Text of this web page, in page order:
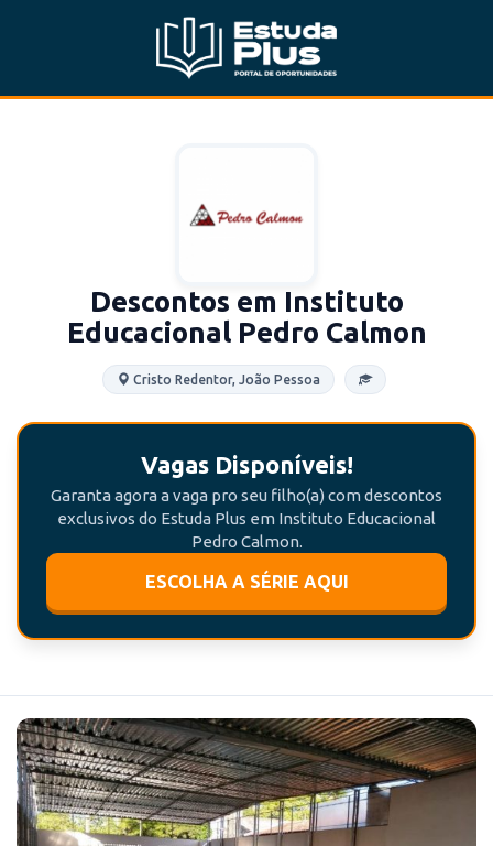
Descontos em Instituto
Educacional Pedro Calmon
Cristo Redentor, João Pessoa
Vagas Disponíveis!
Garanta agora a vaga pro seu filho(a) com descontos
exclusivos do Estuda Plus em Instituto Educacional
Pedro Calmon.
ESCOLHA A SÉRIE AQUI